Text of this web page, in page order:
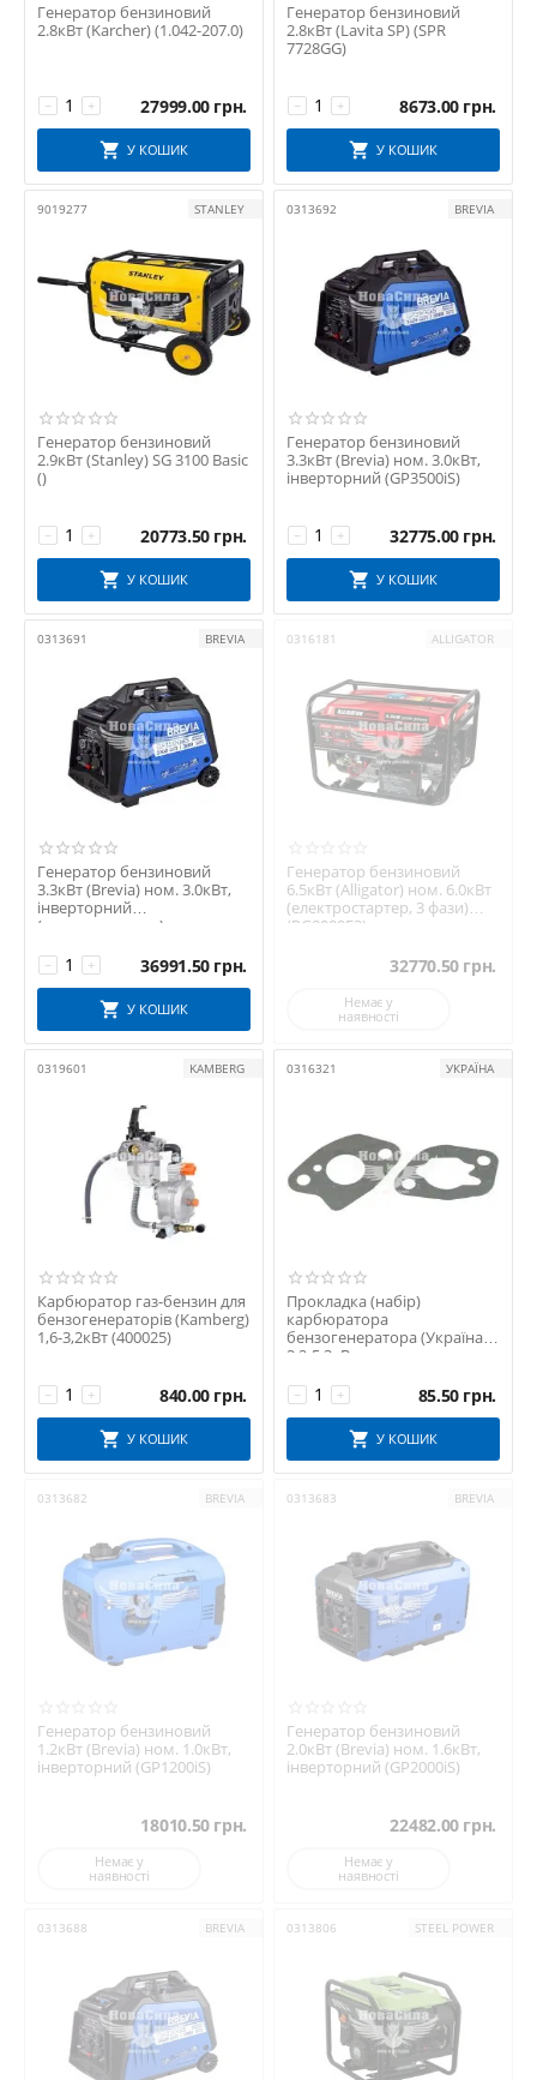
Генератор бензиновий
2.8кВт (Karcher) (1.042-207.0)
+
− 27999.00 грн.
У КОШИК
Генератор бензиновий
2.8кВт (Lavita SP) (SPR
7728GG)
+
− 8673.00 грн.
У КОШИК
9019277 STANLEY
Генератор бензиновий
2.9кВт (Stanley) SG 3100 Basic
()
+
− 20773.50 грн.
У КОШИК
0313692 BREVIA
Генератор бензиновий
3.3кВт (Brevia) ном. 3.0кВт,
інверторний (GP3500iS)
+
− 32775.00 грн.
У КОШИК
0313691 BREVIA
Генератор бензиновий
3.3кВт (Brevia) ном. 3.0кВт,
інверторний
(електростартер)
+
− 36991.50 грн.
У КОШИК
0316181 ALLIGATOR
Генератор бензиновий
6.5кВт (Alligator) ном. 6.0кВт
(електростартер, 3 фази)
(PG8000E3)
32770.50 грн.
Немає у
наявності
0319601 KAMBERG
Карбюратор газ-бензин для
бензогенераторів (Kamberg)
1,6-3,2кВт (400025)
+
− 840.00 грн.
У КОШИК
0316321 УКРАЇНА
Прокладка (набір)
карбюратора
бензогенератора (Україна)
2.2-5.3кВт
+
− 85.50 грн.
У КОШИК
0313682 BREVIA
Генератор бензиновий
1.2кВт (Brevia) ном. 1.0кВт,
інверторний (GP1200iS)
18010.50 грн.
Немає у
наявності
0313683 BREVIA
Генератор бензиновий
2.0кВт (Brevia) ном. 1.6кВт,
інверторний (GP2000iS)
22482.00 грн.
Немає у
наявності
0313688 BREVIA 0313806 STEEL POWER